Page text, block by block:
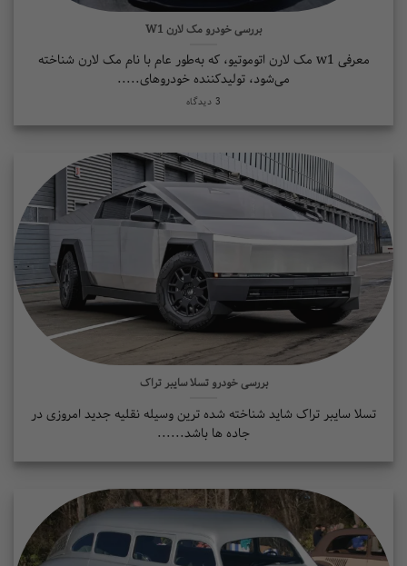
بررسی خودرو مک لارن W1
معرفی w1 مک لارن اتوموتیو، که به‌طور عام با نام مک لارن شناخته
می‌شود، تولیدکننده خودروهای.....
بررسی خودرو تسلا سایبر تراک
سایبر تراک شاید شناخته شده ترین وسیله نقلیه جدید امروزی در
جاده ها باشد......